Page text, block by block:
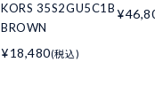
KORS 35S2GU5C1B
BROWN
¥18,480(税込)